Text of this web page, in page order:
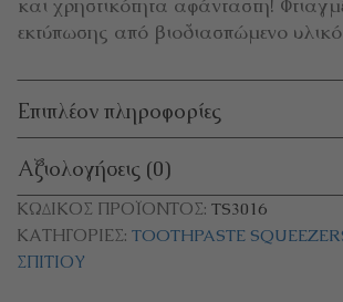
και χρηστικότητα αφάνταστη!
εκτύπωσης από βιοδιασπώμενο
Επιπλέον πληροφορίες
Αξιολογήσεις (0)
ΚΩΔΙΚΌΣ ΠΡΟΪΌΝΤΟΣ: TS3016
ΚΑΤΗΓΟΡΊΕΣ: TOOTHPASTE
ΣΠΙΤΙΟΎ